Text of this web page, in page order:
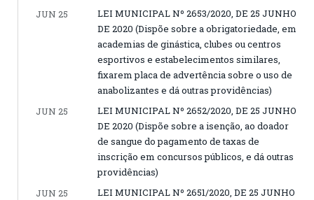
JUN 25
LEI MUNICIPAL Nº 2653/2020, DE 25 JUNHO
DE 2020 (Dispõe sobre a obrigatoriedade, em
academias de ginástica, clubes ou centros
esportivos e estabelecimentos similares,
fixarem placa de advertência sobre o uso de
anabolizantes e dá outras providências)
JUN 25
LEI MUNICIPAL Nº 2652/2020, DE 25 JUNHO
DE 2020 (Dispõe sobre a isenção, ao doador
de sangue do pagamento de taxas de
inscrição em concursos públicos, e dá outras
providências)
JUN 25
LEI MUNICIPAL Nº 2651/2020, DE 25 JUNHO